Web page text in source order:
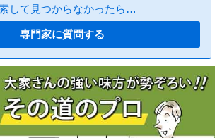
して見つからなかったら…
専門家に質問する